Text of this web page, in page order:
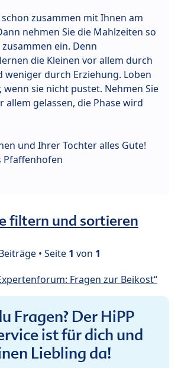
zusammen mit Ihnen am
nehmen Sie die Mahlzeiten so
ein. Denn
die Kleinen vor allem durch
weniger durch Erziehung. Loben
wenn sie nicht pustet. Nehmen Sie
allem gelassen, die Phase wird
und Ihrer Tochter alles Gute!
Pfaffenhofen
filtern und sortieren
• Seite 1 von 1
Fragen zur Beikost“
Fragen? Der HiPP
ist für dich und
Liebling da!